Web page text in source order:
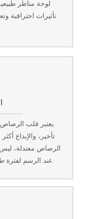
لوحة مناظر
تأثيرات احترافية
يعتبر قلب
تأخير، والإبداع
الرصاص معتدلة،